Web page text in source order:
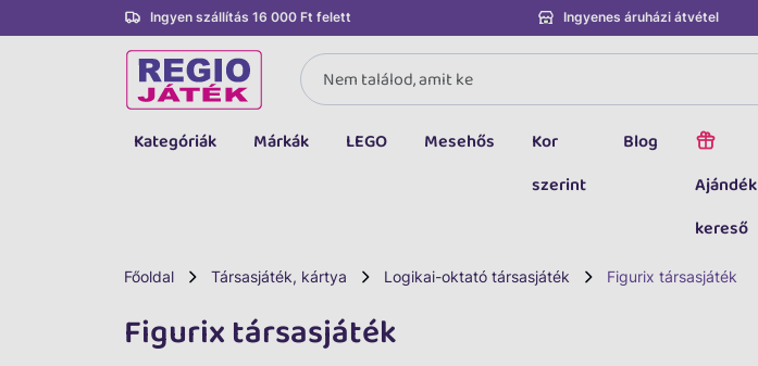
Ingyen szállítás 16 000 Ft felett Ingyenes áruházi átvétel
Kategóriák
LEGO
Kreatív, fejlesztő
Márkák LEGO Mesehős
Kor
szerint
Blog
Ajándék
kereső
Főoldal Társasjáték, kártya Logikai-oktató társasjáték Figurix társasjáték
Figurix társasjáték